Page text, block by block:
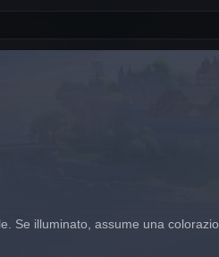
Se illuminato, assume una